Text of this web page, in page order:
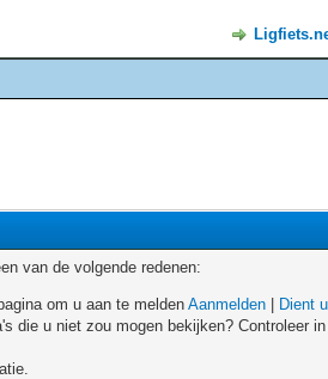
van de volgende redenen:
om u aan te meldenAanmelden
Dient
die u niet zou mogen bekijken? Controleer